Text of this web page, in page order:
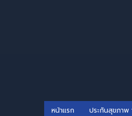
หน้าแรก ประกันสุขภาพ